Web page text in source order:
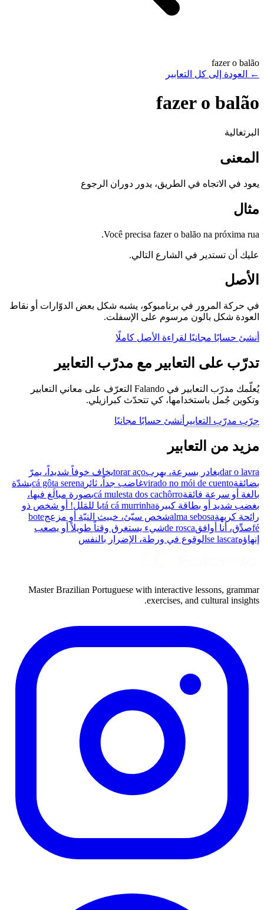
fazer o balão
←
العودة إلى كل التعابير
fazer o balão
البرتغالية
المعنى
يعود في الاتجاه في الطريق، يدور دوران الرجوع
مثال
Você precisa fazer o balão na próxima rua.
عليك أن تستدير في الشارع التالي.
الأصل
في حركة المرور في برنامبوكو، يشبه شكل بعض الدوّارات أو نقاط
العودة شكل بالون مرسوم على الإسفلت.
أنشئ حسابًا مجانيًا لقراءة الأصل كاملًا
تدرّب على التعابير مع مدرّب التعابير
يُعلّمك مدرّب التعابير في Falando التعرّف على معاني التعابير
وتكوين جُمل باستخدامها، كي تتحدّث كبرازيلي.
جرّب مدرّب التعابير أنشئ حسابًا مجانيًا
مزيد من التعابير
dar o lavraيغادر بسرعة، يهربtorar açoيخاف خوفاً شديداً، يمرّ
بضائقةvirado no mói de cuentoغاضب جداً، ثائر cá gôta serenaبشدّة
بالغة أو سرعة فائقةcá mulesta dos cachôrroبصورة مبالَغ فيها،
بغضب شديد أو بطاقة كبيرةtá cá murrinhaيا للمَلل! أو شخص ذو
رائحة كريهةalma sebosaشخص سيّئ، خبيث النيّة أو مزعجbote
féصدِّق، أنا أوافقde roscaشيء يستغرق وقتاً طويلاً أو يصعب
إنهاؤهse lascar الوقوع في ورطة، الإضرار بالنفس
Master Brazilian Portuguese with interactive lessons, grammar
exercises, and cultural insights.